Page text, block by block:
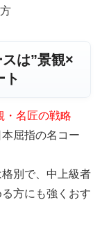
は”景観×
ト
・名匠の戦略
屈指の名コー
別で、中上級者
方にも強くおす